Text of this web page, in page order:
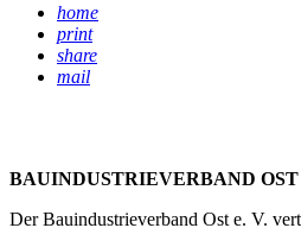
home
print
share
mail
BAUINDUSTRIEVERBAND OST
Der Bauindustrieverband Ost e. V.